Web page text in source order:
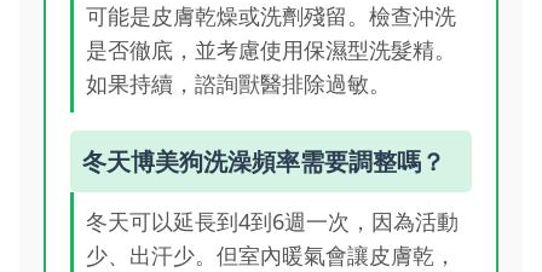
可能是皮膚乾燥或洗劑殘留。檢查沖洗
是否徹底，並考慮使用保濕型洗髮精。
如果持續，諮詢獸醫排除過敏。
冬天博美狗洗澡頻率需要調整嗎？
冬天可以延長到4到6週一次，因為活動
少、出汗少。但室內暖氣會讓皮膚乾，